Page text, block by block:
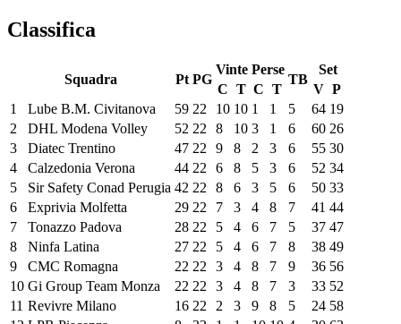
Classifica
Squadra Pt PG
Vinte Perse
TB
Set
C T C T V P
1
Lube B.M. Civitanova 59 22 10 10 1 1 5 64 19
2
DHL Modena Volley 52 22 8 10 3 1 6 60 26
3
Diatec Trentino 47 22 9 8 2 3 6 55 30
4
Calzedonia Verona 44 22 6 8 5 3 6 52 34
5
Sir Safety Conad Perugia 42 22 8 6 3 5 6 50 33
6
Exprivia Molfetta 29 22 7 3 4 8 7 41 44
7
Tonazzo Padova 28 22 5 4 6 7 5 37 47
8
Ninfa Latina 27 22 5 4 6 7 8 38 49
9
CMC Romagna 22 22 3 4 8 7 9 36 56
10 Gi Group Team Monza 22 22 3 4 8 7 3 33 52
11 Revivre Milano 16 22 2 3 9 8 5 24 58